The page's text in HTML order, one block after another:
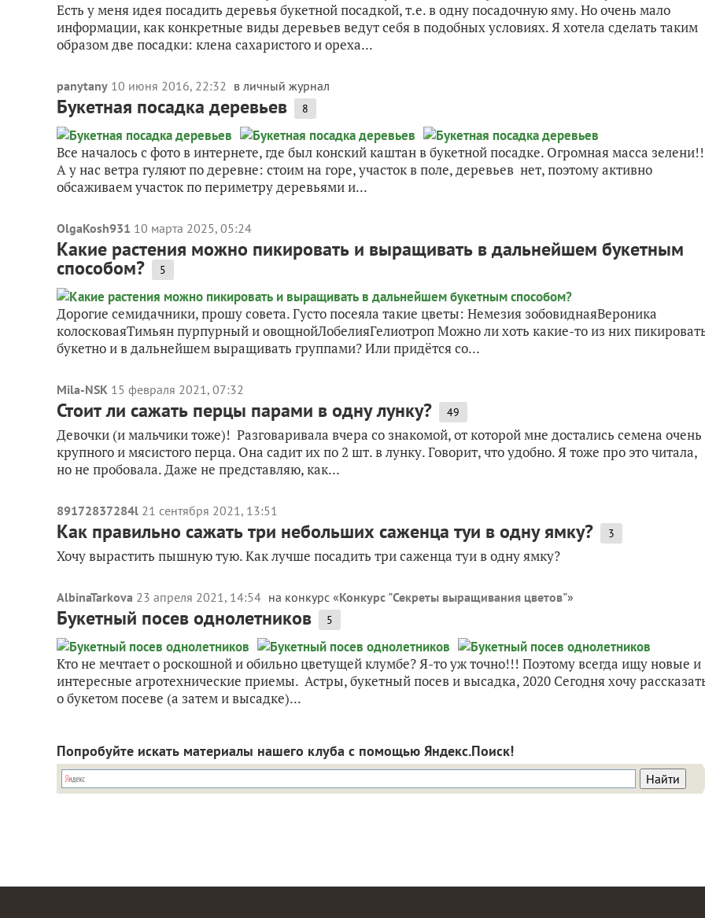
Есть у меня идея посадить деревья букетной посадкой, т.е. в одну посадочную яму. Но очень мало
информации, как конкретные виды деревьев ведут себя в подобных условиях. Я хотела сделать таким
образом две посадки: клена сахаристого и ореха...
panytany 10 июня 2016, 22:32 в личный журнал
Букетная посадка деревьев 8
Все началось с фото в интернете, где был конский каштан в букетной посадке. Огромная масса
А у нас ветра гуляют по деревне: стоим на горе, участок в поле, деревьев нет, поэтому активно
обсаживаем участок по периметру деревьями и...
OlgaKosh931 10 марта 2025, 05:24
Какие растения можно пикировать и выращивать в дальнейшем букетным
способом? 5
Дорогие семидачники, прошу совета. Густо посеяла такие цветы: Немезия зобовиднаяВероника
колосковаяТимьян пурпурный и овощнойЛобелияГелиотроп Можно ли хоть какие-то из них
букетно и в дальнейшем выращивать группами? Или придётся со...
Mila-NSK 15 февраля 2021, 07:32
Стоит ли сажать перцы парами в одну лунку? 49
Девочки (и мальчики тоже)! Разговаривала вчера со знакомой, от которой мне достались семена очень
крупного и мясистого перца. Она садит их по 2 шт. в лунку. Говорит, что удобно. Я тоже про это читала,
но не пробовала. Даже не представляю, как...
89172837284l 21 сентября 2021, 13:51
Как правильно сажать три небольших саженца туи в одну ямку? 3
Хочу вырастить пышную тую. Как лучше посадить три саженца туи в одну ямку?
AlbinaTarkova 23 апреля 2021, 14:54 на конкурс «Конкурс "Секреты выращивания цветов"»
Букетный посев однолетников 5
Кто не мечтает о роскошной и обильно цветущей клумбе? Я-то уж точно!!! Поэтому всегда ищу новые и
интересные агротехнические приемы. Астры, букетный посев и высадка, 2020 Сегодня хочу
о букетом посеве (а затем и высадке)...
Попробуйте искать материалы нашего клуба с помощью Яндекс.Поиск!